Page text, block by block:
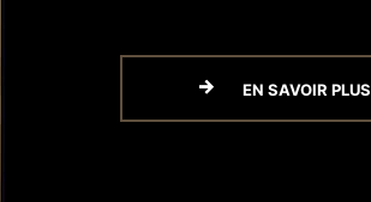
EN SAVOIR PLUS